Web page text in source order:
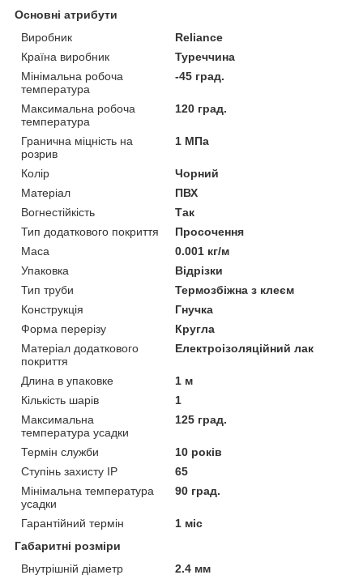
Основні атрибути
Виробник
Reliance
Країна виробник
Туреччина
Мінімальна робоча
температура
-45 град.
Максимальна робоча
температура
120 град.
Гранична міцність на
розрив
1 МПа
Колір
Чорний
Матеріал
ПВХ
Вогнестійкість
Так
Тип додаткового покриття
Просочення
Маса
0.001 кг/м
Упаковка
Відрізки
Тип труби
Термозбіжна з клеєм
Конструкція
Гнучка
Форма перерізу
Кругла
Матеріал додаткового
покриття
Електроізоляційний лак
Длина в упаковке
1 м
Кількість шарів
1
Максимальна
температура усадки
125 град.
Термін служби
10 років
Ступінь захисту IP
65
Мінімальна температура
усадки
90 град.
Гарантійний термін
1 міс
Габаритні розміри
Внутрішній діаметр
2.4 мм